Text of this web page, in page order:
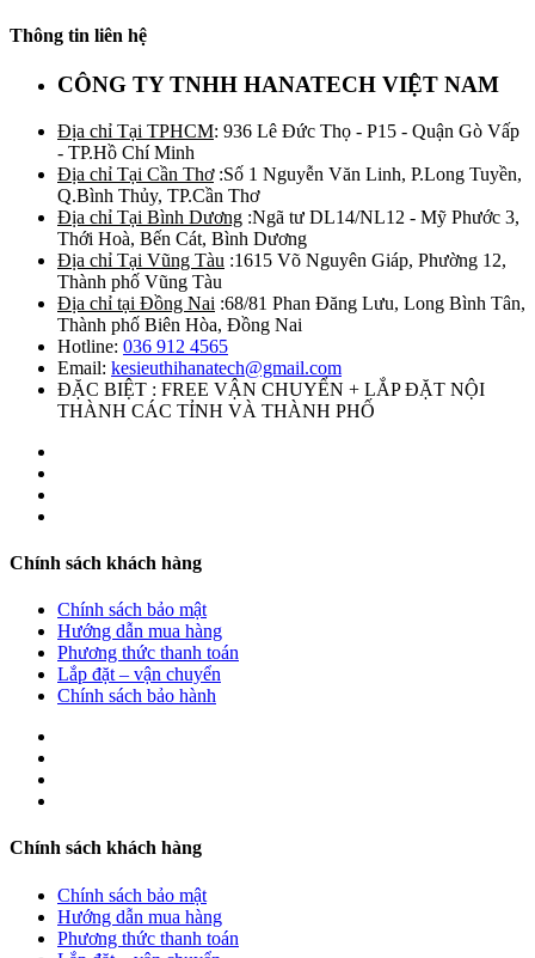
Thông tin liên hệ
CÔNG TY TNHH HANATECH VIỆT NAM
Địa chỉ Tại TPHCM: 936 Lê Đức Thọ - P15 - Quận Gò Vấp
- TP.Hồ Chí Minh
Địa chỉ Tại Cần Thơ:Số 1 Nguyễn Văn Linh, P.Long Tuyền,
Q.Bình Thủy, TP.Cần Thơ
Địa chỉ Tại Bình Dương :Ngã tư DL14/NL12 - Mỹ Phước 3,
Thới Hoà, Bến Cát, Bình Dương
Địa chỉ Tại Vũng Tàu :1615 Võ Nguyên Giáp, Phường 12,
Thành phố Vũng Tàu
Địa chỉ tại Đồng Nai :68/81 Phan Đăng Lưu, Long Bình Tân,
Thành phố Biên Hòa, Đồng Nai
Hotline: 036 912 4565
Email: kesieuthihanatech@gmail.com
ĐẶC BIỆT : FREE VẬN CHUYỂN + LẮP ĐẶT NỘI
THÀNH CÁC TỈNH VÀ THÀNH PHỐ
Chính sách khách hàng
Chính sách bảo mật
Hướng dẫn mua hàng
Phương thức thanh toán
Lắp đặt – vận chuyển
Chính sách bảo hành
Chính sách khách hàng
Chính sách bảo mật
Hướng dẫn mua hàng
Phương thức thanh toán